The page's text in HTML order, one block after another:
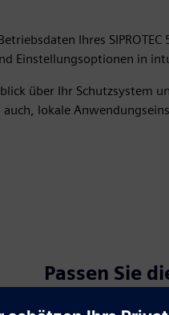
Ihres
Einstellungsoptionen in
über Ihr Schutzsystem
lokale
Passen Sie